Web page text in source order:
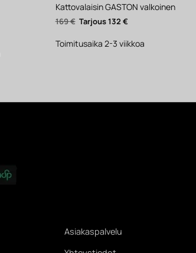
Kattovalaisin GASTON valkoinen
169€ Alkuperäinen
hinta
169 €.
132€
132 €.
Toimitusaika 2-3 viikkoa
Asiakaspalvelu